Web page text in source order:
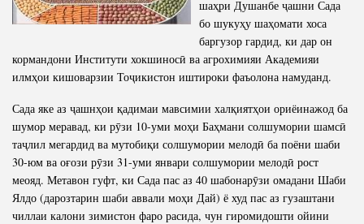
Competency
Books
Press Center
PRESIDENT OF THE REPUBLIC OF TAJIKISTAN
Struture of the Institute
History of Directors
шаҳри Душанбе ҷашни Сада
бо шукуҳу шаҳомати хоса
баргузор гардид, ки дар он
кормандони Институти хокшиносӣ ва агрохимияи Академияи
илмҳои кишоварзии Тоҷикистон иштироки фаъолона намуданд.
Сада яке аз ҷашнҳои қадимаи мавсимии халқиятҳои ориёинажод ба
шумор меравад, ки рӯзи 10-уми моҳи Баҳмани солшумории шамсӣ
таҷлил мегардид ва мутобиқи солшумории мелодӣ ба поёни шаби
30-юм ва оғози рӯзи 31-уми январи солшумории мелодӣ рост
меояд. Метавон гуфт, ки Сада пас аз 40 шабонарӯзи омадани Шаби
Ялдо (дарозтарин шаби аввали моҳи Дай) ё худ пас аз гузаштани
чиллаи калони зимистон фаро расида, чун гиромидошти ойини